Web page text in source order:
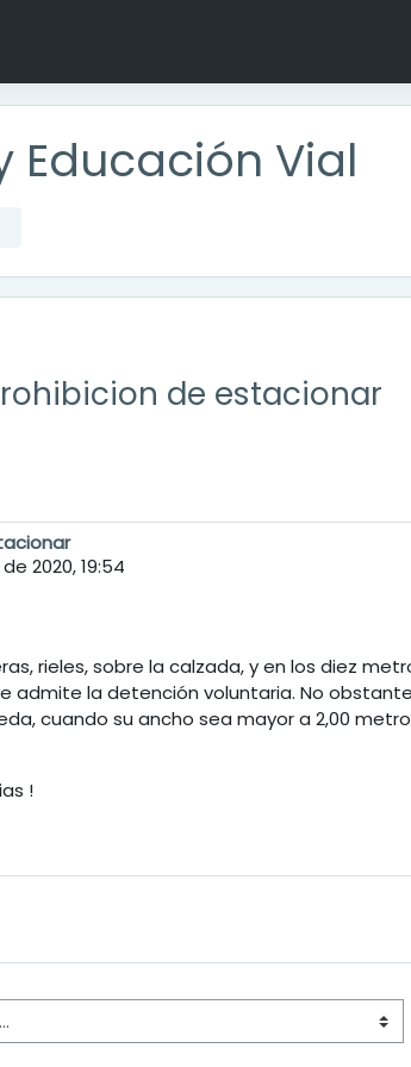
Educación Vial
de estacionar
2020, 19:54
rieles, sobre la calzada, y en los diez
admite la detención voluntaria. No
cuando su ancho sea mayor a 2,00
!